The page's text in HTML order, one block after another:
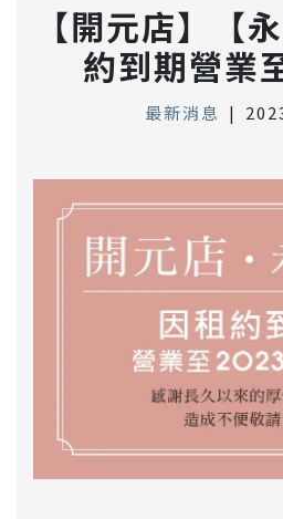
【開元店】【
約到期營業
最新消息 |